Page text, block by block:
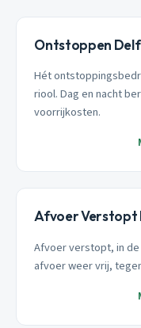
Ontstoppen
Hét
riool. Dag en nacht
voorrijkosten.
Afvoer Verstopt
Afvoer verstopt, in de
afvoer weer vrij,